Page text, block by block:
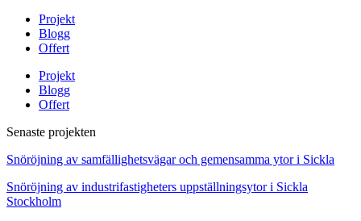
Projekt
Blogg
Offert
Projekt
Blogg
Offert
Senaste projekten
Snöröjning av samfällighetsvägar och gemensamma ytor i Sickla
Snöröjning av industrifastigheters uppställningsytor i Sickla
Stockholm